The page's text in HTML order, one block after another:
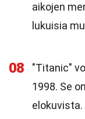
aikojen
lukuisia
08
"Titanic"
1998. Se
elokuvista.